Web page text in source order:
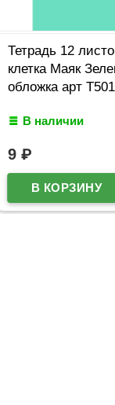
Тетрадь 12
клетка Маяк
обложка арт
В наличии
9 ₽